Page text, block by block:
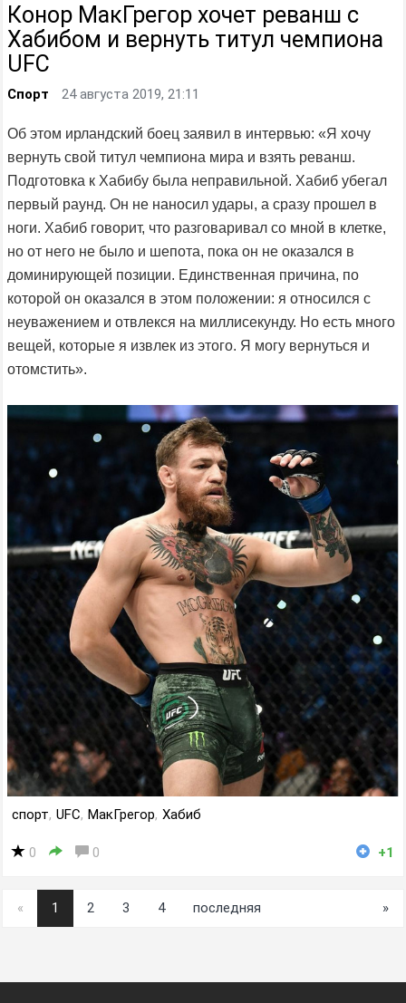
Конор МакГрегор хочет реванш с
Хабибом и вернуть титул чемпиона
UFC
Спорт 24 августа 2019, 21:11
Об этом ирландский боец заявил в интервью: «Я хочу
вернуть свой титул чемпиона мира и взять реванш.
Подготовка к Хабибу была неправильной. Хабиб убегал
первый раунд. Он не наносил удары, а сразу прошел в
ноги. Хабиб говорит, что разговаривал со мной в клетке,
но от него не было и шепота, пока он не оказался в
доминирующей позиции. Единственная причина, по
которой он оказался в этом положении: я относился с
неуважением и отвлекся на миллисекунду. Но есть много
вещей, которые я извлек из этого. Я могу вернуться и
отомстить».
спорт, UFC, МакГрегор, Хабиб
0 0 +1
« 1 2 3 4 последняя »